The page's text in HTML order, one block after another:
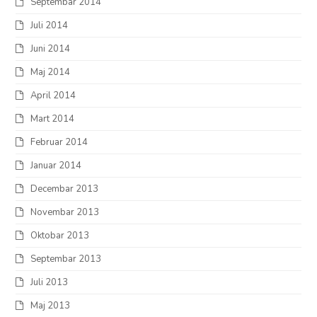
Juli 2014
Juni 2014
Maj 2014
April 2014
Mart 2014
Februar 2014
Januar 2014
Decembar 2013
Novembar 2013
Oktobar 2013
Septembar 2013
Juli 2013
Maj 2013